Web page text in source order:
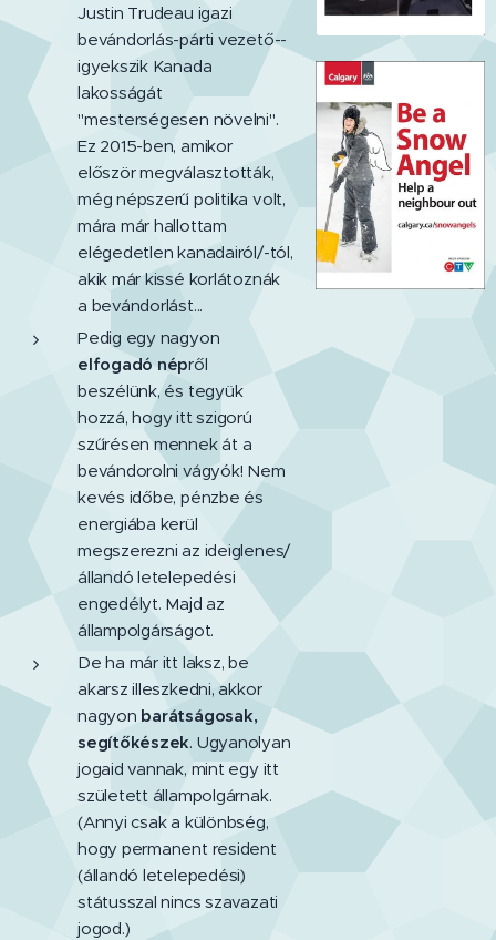
Justin Trudeau igazi
bevándorlás-párti vezető--
igyekszik Kanada
lakosságát
"mesterségesen növelni".
Ez 2015-ben, amikor
először megválasztották,
még népszerű politika volt,
mára már hallottam
elégedetlen kanadairól/-tól,
akik már kissé korlátoznák
a bevándorlást...
Pedig egy nagyon
elfogadó népről
beszélünk, és tegyük
hozzá, hogy itt szigorú
szűrésen mennek át a
bevándorolni vágyók! Nem
kevés időbe, pénzbe és
energiába kerül
megszerezni az ideiglenes/
állandó letelepedési
engedélyt. Majd az
állampolgárságot.
De ha már itt laksz, be
akarsz illeszkedni, akkor
nagyon barátságosak,
segítőkészek. Ugyanolyan
jogaid vannak, mint egy itt
született állampolgárnak.
(Annyi csak a különbség,
hogy permanent resident
(állandó letelepedési)
státusszal nincs szavazati
jogod.)